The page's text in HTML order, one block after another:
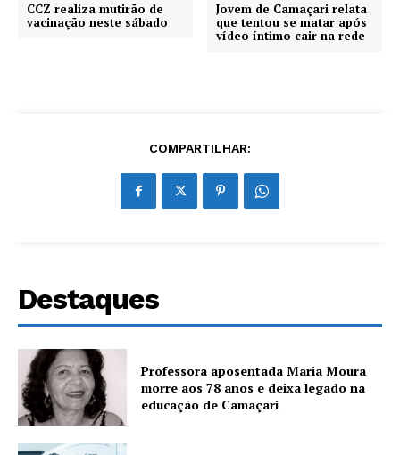
CCZ realiza mutirão de
vacinação neste sábado
Jovem de Camaçari relata
que tentou se matar após
vídeo íntimo cair na rede
COMPARTILHAR:
Destaques
Professora aposentada Maria Moura
morre aos 78 anos e deixa legado na
educação de Camaçari